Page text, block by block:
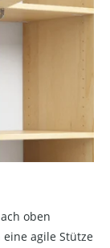
oben
agile Stütze